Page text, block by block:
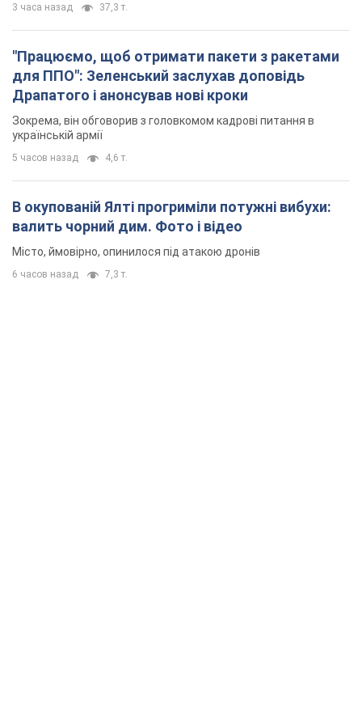
3 часа назад 37,3 т.
"Працюємо, щоб отримати пакети з ракетами
для ППО": Зеленський заслухав доповідь
Драпатого і анонсував нові кроки
Зокрема, він обговорив з головкомом кадрові питання в
українській армії
5 часов назад 4,6 т.
В окупованій Ялті прогриміли потужні вибухи:
валить чорний дим. Фото і відео
Місто, ймовірно, опинилося під атакою дронів
6 часов назад 7,3 т.